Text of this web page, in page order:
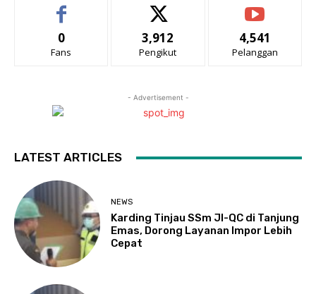
0
Fans
3,912
Pengikut
4,541
Pelanggan
- Advertisement -
LATEST ARTICLES
NEWS
Karding Tinjau SSm JI-QC di Tanjung
Emas, Dorong Layanan Impor Lebih
Cepat